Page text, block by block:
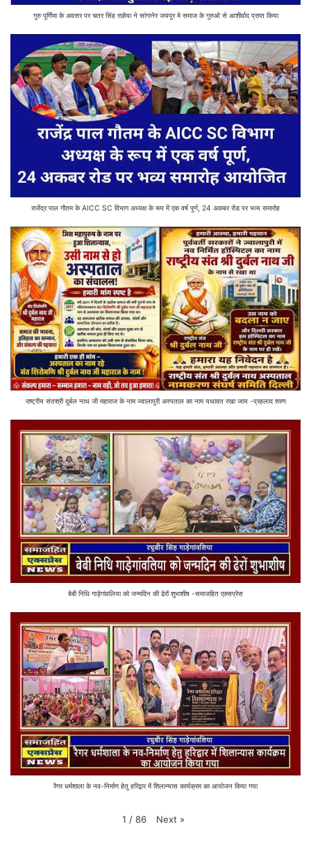
गुरु पूर्णिमा के अवसर पर चतर सिंह रछोया ने सांगानेर जयपुर मे समाज के गुरुओ से आशीर्वाद प्राप्त किया
राजेंद्र पाल गौतम के AICC SC विभाग अध्यक्ष के रूप में एक वर्ष पूर्ण, 24 अकबर रोड पर भव्य समारोह
राष्ट्रीय संतश्री दुर्बल नाथ जी महाराज के नाम ज्वालापुरी अस्पताल का नाम यथावत रखा जाय -प्रहलाद शरण
बेबी निधि गाड़ेगांवलिया को जन्मदिन की ढेरों शुभाशीष -समाजहित एक्सप्रेस
रैगर धर्मशाला के नव-निर्माण हेतु हरिद्वार में शिलान्यास कार्यक्रम का आयोजन किया गया
1 / 86 Next »